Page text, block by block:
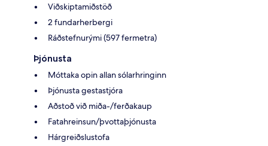
Viðskiptamiðstöð
2 fundarherbergi
Ráðstefnurými (597 fermetra)
Þjónusta
Móttaka opin allan sólarhringinn
Þjónusta gestastjóra
Aðstoð við miða-/ferðakaup
Fatahreinsun/þvottaþjónusta
Hárgreiðslustofa